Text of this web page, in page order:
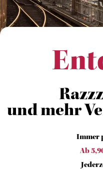
und mehr
Immer
Ab